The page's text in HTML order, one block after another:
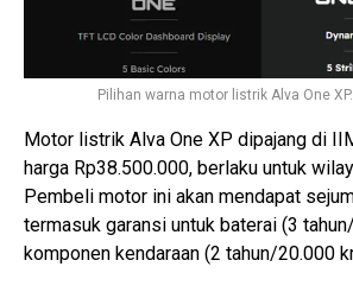
Pilihan warna motor listrik Alva One
Motor listrik Alva One XP dipajang di
harga Rp38.500.000, berlaku untuk
Pembeli motor ini akan mendapat
termasuk garansi untuk baterai (3
komponen kendaraan (2 tahun/20.000